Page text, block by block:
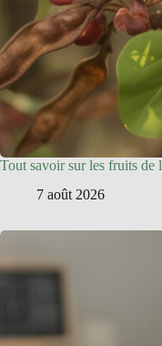
Tout savoir sur les fruits de
7 août 2026